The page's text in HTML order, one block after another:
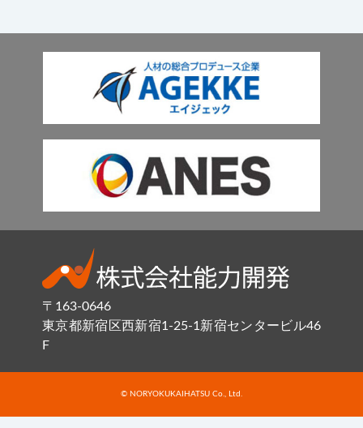
〒163-0646
東京都新宿区西新宿1-25-1新宿センタービル46
F
© NORYOKUKAIHATSU Co., Ltd.